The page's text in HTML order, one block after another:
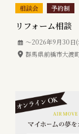
相談会 予約制
リフォーム相談
〜2026年9月30日
群馬県前橋市大渡